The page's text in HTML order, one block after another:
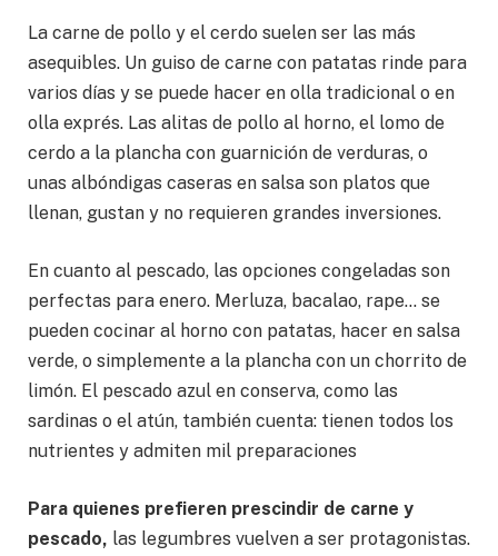
La carne de pollo y el cerdo suelen ser las más
asequibles. Un guiso de carne con patatas rinde para
varios días y se puede hacer en olla tradicional o en
olla exprés. Las alitas de pollo al horno, el lomo de
cerdo a la plancha con guarnición de verduras, o
unas albóndigas caseras en salsa son platos que
llenan, gustan y no requieren grandes inversiones.
En cuanto al pescado, las opciones congeladas son
perfectas para enero. Merluza, bacalao, rape… se
pueden cocinar al horno con patatas, hacer en salsa
verde, o simplemente a la plancha con un chorrito de
limón. El pescado azul en conserva, como las
sardinas o el atún, también cuenta: tienen todos los
nutrientes y admiten mil preparaciones
Para quienes prefieren prescindir de carne y
pescado, las legumbres vuelven a ser protagonistas.